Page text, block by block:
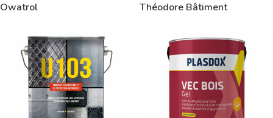
Owatrol
Théodore Bâtiment